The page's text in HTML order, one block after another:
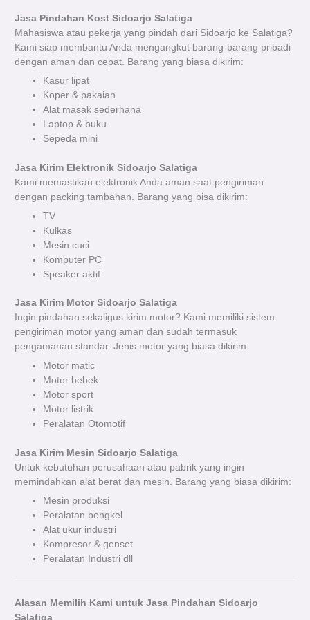
Jasa Pindahan Kost Sidoarjo Salatiga
Mahasiswa atau pekerja yang pindah dari Sidoarjo ke Salatiga?
Kami siap membantu Anda mengangkut barang-barang pribadi
dengan aman dan cepat. Barang yang biasa dikirim:
Kasur lipat
Koper & pakaian
Alat masak sederhana
Laptop & buku
Sepeda mini
Jasa Kirim Elektronik Sidoarjo Salatiga
Kami memastikan elektronik Anda aman saat pengiriman
dengan packing tambahan. Barang yang bisa dikirim:
TV
Kulkas
Mesin cuci
Komputer PC
Speaker aktif
Jasa Kirim Motor Sidoarjo Salatiga
Ingin pindahan sekaligus kirim motor? Kami memiliki sistem
pengiriman motor yang aman dan sudah termasuk
pengamanan standar. Jenis motor yang biasa dikirim:
Motor matic
Motor bebek
Motor sport
Motor listrik
Peralatan Otomotif
Jasa Kirim Mesin Sidoarjo Salatiga
Untuk kebutuhan perusahaan atau pabrik yang ingin
memindahkan alat berat dan mesin. Barang yang biasa dikirim:
Mesin produksi
Peralatan bengkel
Alat ukur industri
Kompresor & genset
Peralatan Industri dll
Alasan Memilih Kami untuk Jasa Pindahan Sidoarjo
Salatiga